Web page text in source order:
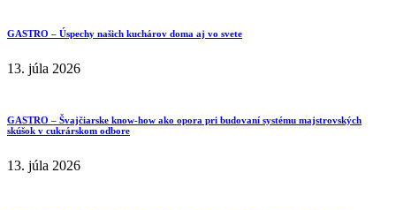
GASTRO – Úspechy našich kuchárov doma aj vo svete
13. júla 2026
GASTRO – Švajčiarske know-how ako opora pri budovaní systému majstrovských
skúšok v cukrárskom odbore
13. júla 2026